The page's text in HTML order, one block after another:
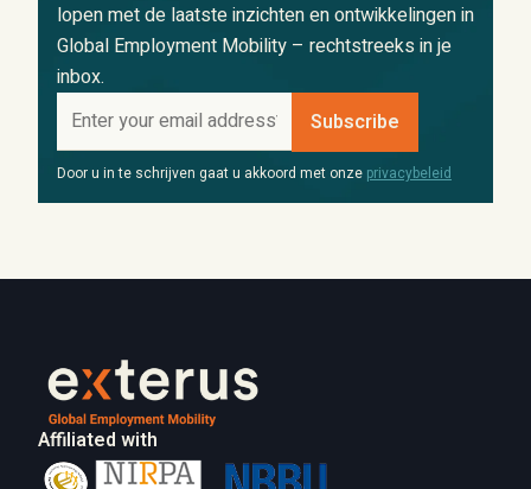
lopen met de laatste inzichten en ontwikkelingen in
Global Employment Mobility – rechtstreeks in je
inbox.
Door u in te schrijven gaat u akkoord met onze privacybeleid
Affiliated with